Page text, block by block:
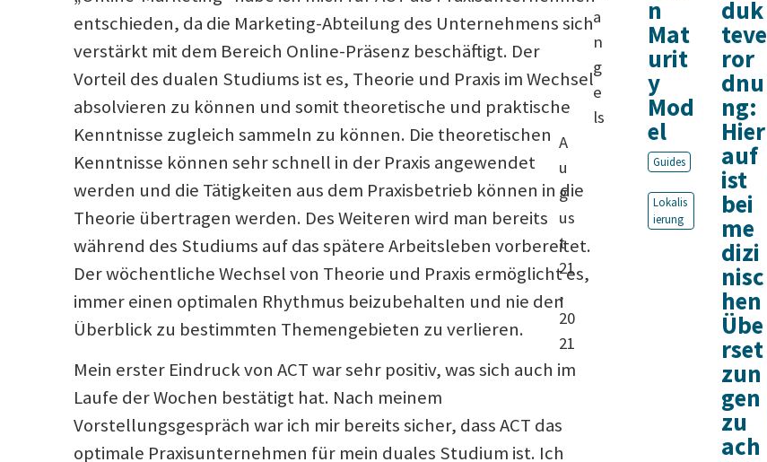
entschieden, da die Marketing-Abteilung des Unternehmens sich
verstärkt mit dem Bereich Online-Präsenz beschäftigt. Der
Vorteil des dualen Studiums ist es, Theorie und Praxis im Wechsel
absolvieren zu können und somit theoretische und praktische
Kenntnisse zugleich sammeln zu können. Die theoretischen
Kenntnisse können sehr schnell in der Praxis angewendet
werden und die Tätigkeiten aus dem Praxisbetrieb können in die
Theorie übertragen werden. Des Weiteren wird man bereits
während des Studiums auf das spätere Arbeitsleben vorbereitet.
Der wöchentliche Wechsel von Theorie und Praxis ermöglicht es,
immer einen optimalen Rhythmus beizubehalten und nie den
Überblick zu bestimmten Themengebieten zu verlieren.
Mein erster Eindruck von ACT war sehr positiv, was sich auch im
Laufe der Wochen bestätigt hat. Nach meinem
Vorstellungsgespräch war ich mir bereits sicher, dass ACT das
optimale Praxisunternehmen für mein duales Studium ist. Ich
a
n
g
e
ls
A
u
g
us
t
21
,
20
21
n
Mat
urit
y
Mod
el
Guides
Lokalis
ierung
duk
teve
ror
dnu
ng:
Hier
auf
ist
bei
me
dizi
nisc
hen
Übe
rset
zun
gen
zu
ach